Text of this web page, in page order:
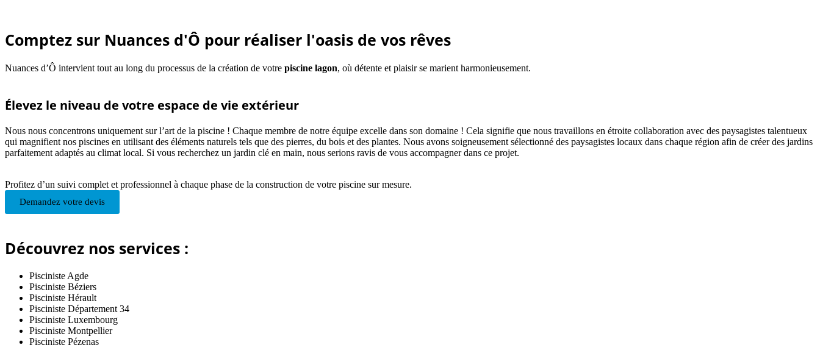
Comptez sur Nuances d'Ô pour réaliser l'oasis de vos rêves
Nuances d’Ô intervient tout au long du processus de la création de votre piscine lagon, où détente et plaisir se marient harmonieusement.
Élevez le niveau de votre espace de vie extérieur
Nous nous concentrons uniquement sur l’art de la piscine ! Chaque membre de notre équipe excelle dans son domaine ! Cela signifie que nous travaillons en étroite collaboration avec des paysagistes talentueux
qui magnifient nos piscines en utilisant des éléments naturels tels que des pierres, du bois et des plantes. Nous avons soigneusement sélectionné des paysagistes locaux dans chaque région afin de créer des jardins
parfaitement adaptés au climat local. Si vous recherchez un jardin clé en main, nous serions ravis de vous accompagner dans ce projet.
Profitez d’un suivi complet et professionnel à chaque phase de la construction de votre piscine sur mesure.
Demandez votre devis
Découvrez nos services :
Pisciniste Agde
Pisciniste Béziers
Pisciniste Hérault
Pisciniste Département 34
Pisciniste Luxembourg
Pisciniste Montpellier
Pisciniste Pézenas